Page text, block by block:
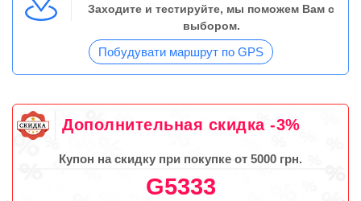
Заходите и тестируйте, мы поможем Вам с
выбором.
Побудувати маршрут по GPS
Дополнительная скидка -3%
Купон на скидку при покупке от 5000 грн.
G5333